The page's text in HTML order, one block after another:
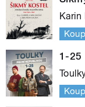
Karin
1-25